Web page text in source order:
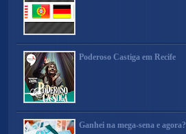
Poderoso Castiga em Recife
Ganhei na mega-sena e agora?